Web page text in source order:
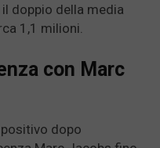
doppio della media
1,1 milioni.
con Marc
dopo